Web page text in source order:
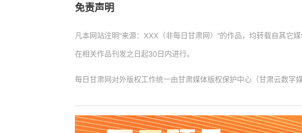
免责声明
凡本网站注明"来源：XXX（非每日甘肃网）"的作品，均转载自其它
在相关作品刊发之日起30日内进行。
每日甘肃网对外版权工作统一由甘肃媒体版权保护中心（甘肃云数字